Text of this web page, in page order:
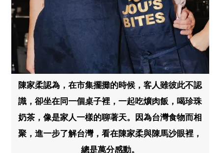
陳家柔認為，在市集擺攤的時候，客人雖彼此不認
識，卻坐在同一個桌子裡，一起吃爌肉飯，喝珍珠
奶茶，像是家人一樣的聊著天。因為台灣食物而相
聚，進一步了解台灣，看在陳家柔與陳馬沙眼裡，
總是萬分感動。